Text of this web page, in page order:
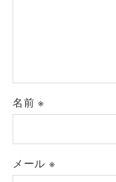
名前※
メール ※